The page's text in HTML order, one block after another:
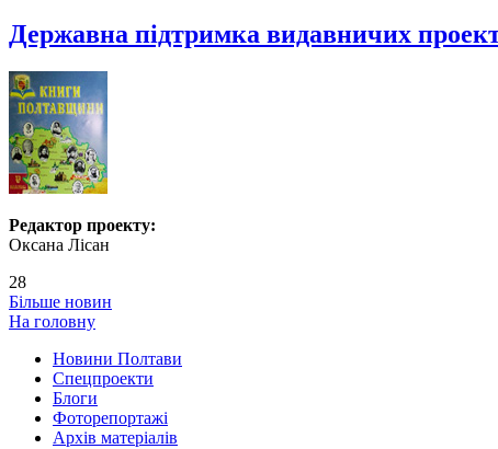
Державна підтримка видавничих
Редактор проекту:
Оксана Лісан
28
Більше новин
На головну
Новини Полтави
Спецпроекти
Блоги
Фоторепортажі
Архів матеріалів